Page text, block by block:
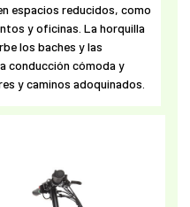
espacios reducidos, como
y oficinas. La horquilla
los baches y las
conducción cómoda y
y caminos adoquinados.